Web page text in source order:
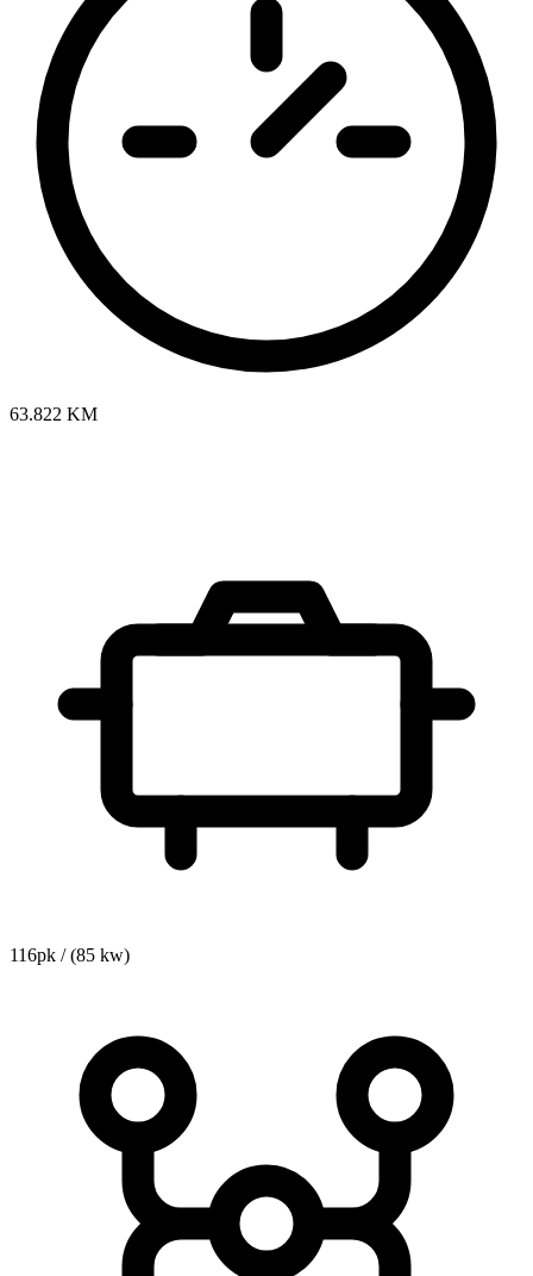
63.822 KM
116pk / (85 kw)